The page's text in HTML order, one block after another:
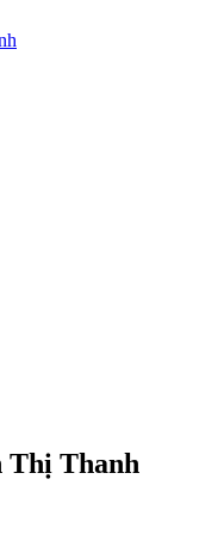
Thị Thanh